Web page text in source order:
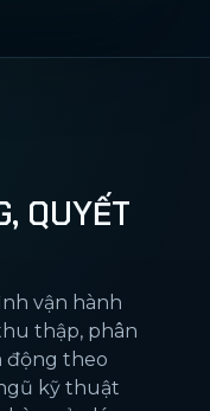
QUYẾT
vận hành
thập, phân
động theo
kỹ thuật